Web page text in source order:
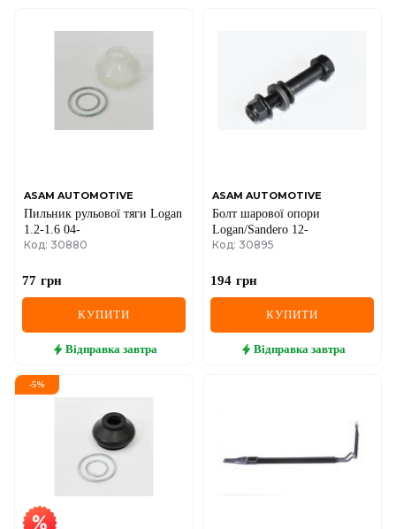
ASAM AUTOMOTIVE
Пильник рульової тяги Logan
1.2-1.6 04-
Код: 30880
77 грн
КУПИТИ
Відправка завтра
ASAM AUTOMOTIVE
Болт шарової опори
Logan/Sandero 12-
Код: 30895
194 грн
КУПИТИ
Відправка завтра
-5%